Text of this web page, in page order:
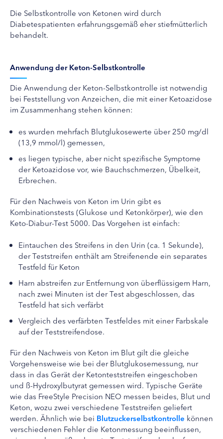
Die Selbstkontrolle von Ketonen wird durch
Diabetespatienten erfahrungsgemäß eher stiefmütterlich
behandelt.
Anwendung der Keton-Selbstkontrolle
Die Anwendung der Keton-Selbstkontrolle ist notwendig
bei Feststellung von Anzeichen, die mit einer Ketoazidose
im Zusammenhang stehen können:
es wurden mehrfach Blutglukosewerte über 250 mg/dl
(13,9 mmol/l) gemessen,
es liegen typische, aber nicht spezifische Symptome
der Ketoazidose vor, wie Bauchschmerzen, Übelkeit,
Erbrechen.
Für den Nachweis von Keton im Urin gibt es
Kombinationstests (Glukose und Ketonkörper), wie den
Keto-Diabur-Test 5000. Das Vorgehen ist einfach:
Eintauchen des Streifens in den Urin (ca. 1 Sekunde),
der Teststreifen enthält am Streifenende ein separates
Testfeld für Keton
Harn abstreifen zur Entfernung von überflüssigem Harn,
nach zwei Minuten ist der Test abgeschlossen, das
Testfeld hat sich verfärbt
Vergleich des verfärbten Testfeldes mit einer Farbskale
auf der Teststreifendose.
Für den Nachweis von Keton im Blut gilt die gleiche
Vorgehensweise wie bei der Blutglukosemessung, nur
dass in das Gerät der Ketonteststreifen eingeschoben
und ß-Hydroxylbutyrat gemessen wird. Typische Geräte
wie das FreeStyle Precision NEO messen beides, Blut und
Keton, wozu zwei verschiedene Teststreifen geliefert
werden. Ähnlich wie bei Blutzuckerselbstkontrolle können
verschiedenen Fehler die Ketonmessung beeinflussen,